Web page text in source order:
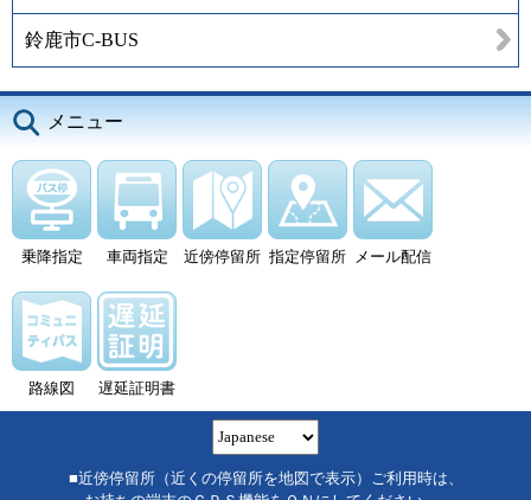
鈴鹿市C-BUS
メニュー
乗降指定 車両指定 近傍停留所 指定停留所 メール配信
路線図 遅延証明書
■近傍停留所（近くの停留所を地図で表示）ご利用時は、